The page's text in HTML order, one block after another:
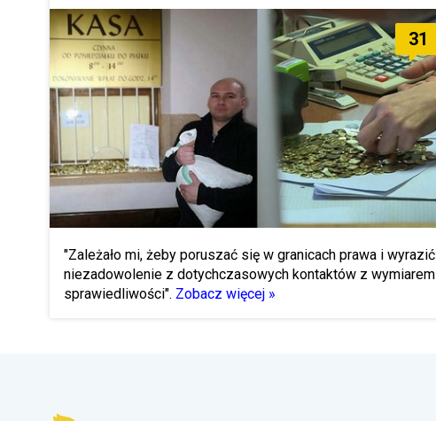
31
"Zależało mi, żeby poruszać się w granicach prawa i wyrazić
niezadowolenie z dotychczasowych kontaktów z wymiarem
sprawiedliwości". Zobacz więcej »